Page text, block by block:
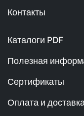
Контакты
Каталоги PDF
Полезная
Сертификаты
Оплата и